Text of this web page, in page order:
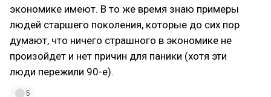
экономике имеют. В то же время знаю примеры
людей старшего поколения, которые до сих пор
думают, что ничего страшного в экономике не
произойдет и нет причин для паники (хотя эти
люди пережили 90-е).
5